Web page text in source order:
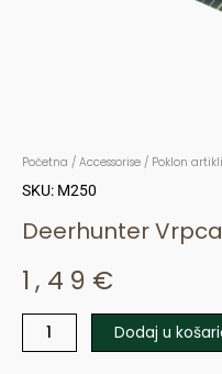
Početna / Accessorise / Poklon artikli
SKU: M250
Deerhunter
1,49 €
Deerhunter
Dodaj u